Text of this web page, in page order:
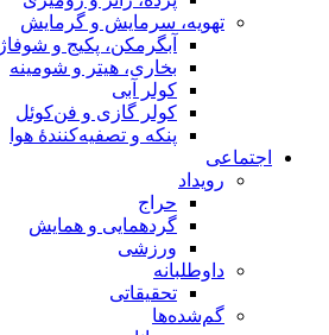
تهویه، سرمایش و گرمایش
آبگرمکن، پکیج و شوفاژ
بخاری، هیتر و شومینه
کولر آبی
کولر گازی و فن‌کوئل
پنکه و تصفیه‌کنندهٔ هوا
اجتماعی
رویداد
حراج
گردهمایی و همایش
ورزشی
داوطلبانه
تحقیقاتی
گم‌شده‌ها